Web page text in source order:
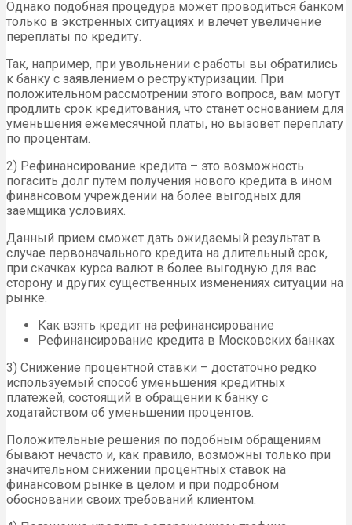
Однако подобная процедура может проводиться банком
только в экстренных ситуациях и влечет увеличение
переплаты по кредиту.
Так, например, при увольнении с работы вы обратились
к банку с заявлением о реструктуризации. При
положительном рассмотрении этого вопроса, вам могут
продлить срок кредитования, что станет основанием для
уменьшения ежемесячной платы, но вызовет переплату
по процентам.
2) Рефинансирование кредита – это возможность
погасить долг путем получения нового кредита в ином
финансовом учреждении на более выгодных для
заемщика условиях.
Данный прием сможет дать ожидаемый результат в
случае первоначального кредита на длительный срок,
при скачках курса валют в более выгодную для вас
сторону и других существенных изменениях ситуации на
рынке.
Как взять кредит на рефинансирование
Рефинансирование кредита в Московских банках
3) Снижение процентной ставки – достаточно редко
используемый способ уменьшения кредитных
платежей, состоящий в обращении к банку с
ходатайством об уменьшении процентов.
Положительные решения по подобным обращениям
бывают нечасто и, как правило, возможны только при
значительном снижении процентных ставок на
финансовом рынке в целом и при подробном
обосновании своих требований клиентом.